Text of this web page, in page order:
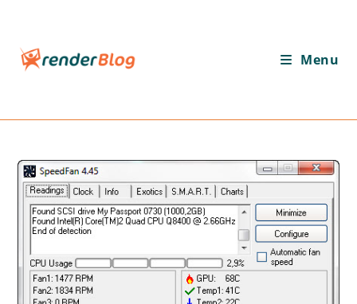
conteúdo
Menu